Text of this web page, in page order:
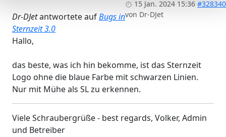
15 Jan. 2024 15:36 #328340
von Dr-DJet
Dr-DJetantwortete aufBugs in
Sternzeit 3.0
Hallo,
das beste, was ich hin bekomme, ist das Sternzeit
Logo ohne die blaue Farbe mit schwarzen Linien.
Nur mit Mühe als SL zu erkennen.
Viele Schraubergrüße - best regards, Volker, Admin
und Betreiber